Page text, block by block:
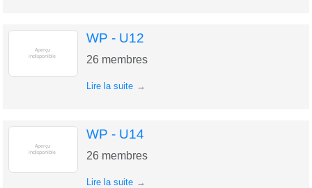
WP - U12
26 membres
Lire la suite
WP - U14
26 membres
Lire la suite